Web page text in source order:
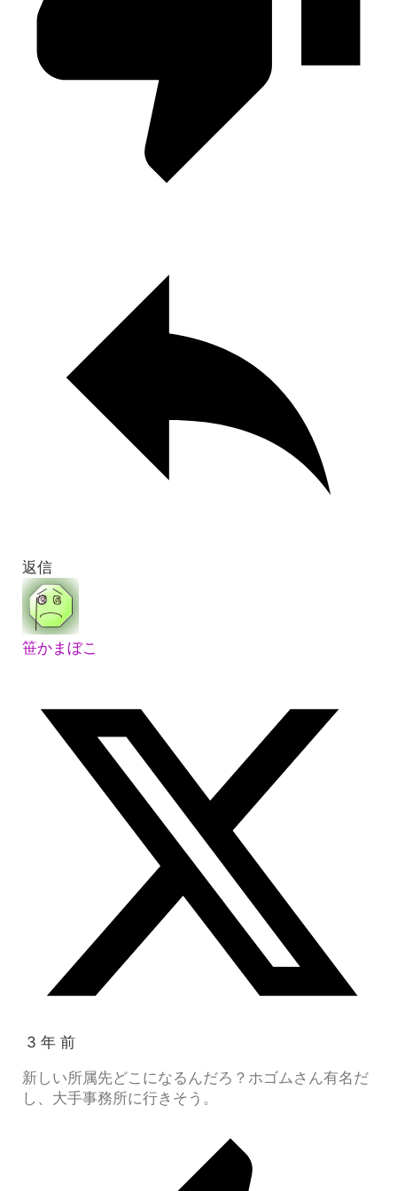
返信
笹かまぼこ
3 年 前
新しい所属先どこになるんだろ？ホゴムさん有名だ
し、大手事務所に行きそう。